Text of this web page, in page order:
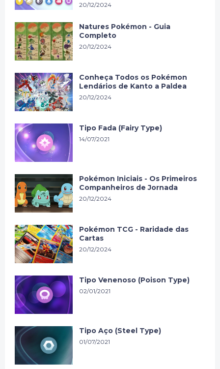
20/12/2024
Natures Pokémon - Guia
Completo
20/12/2024
Conheça Todos os Pokémon
Lendários de Kanto a Paldea
20/12/2024
Tipo Fada (Fairy Type)
14/07/2021
Pokémon Iniciais - Os Primeiros
Companheiros de Jornada
20/12/2024
Pokémon TCG - Raridade das
Cartas
20/12/2024
Tipo Venenoso (Poison Type)
02/01/2021
Tipo Aço (Steel Type)
01/07/2021